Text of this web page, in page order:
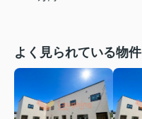
よく見られている物件